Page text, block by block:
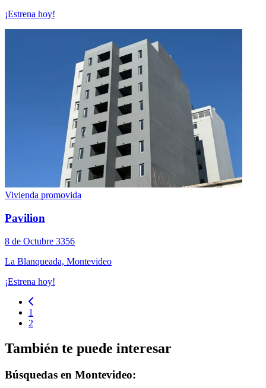
¡Estrena hoy!
Vivienda promovida
Pavilion
8 de Octubre 3356
La Blanqueada, Montevideo
¡Estrena hoy!
1
2
También te puede interesar
Búsquedas en Montevideo: